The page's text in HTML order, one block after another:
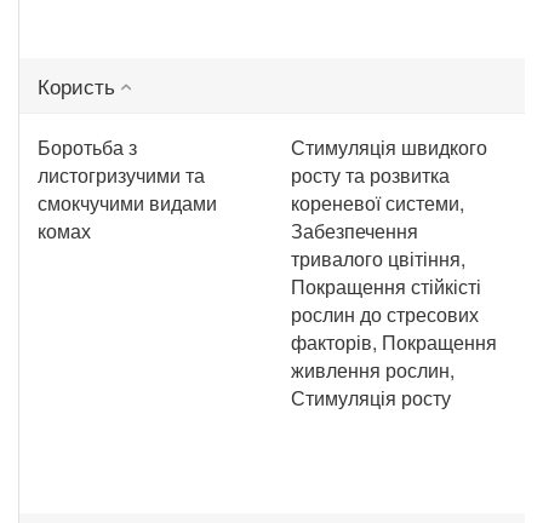
Користь
Боротьба з
листогризучими та
смокчучими видами
комах
Стимуляція швидкого
росту та розвитка
кореневої системи,
Забезпечення
тривалого цвітіння,
Покращення стійкісті
рослин до стресових
факторів, Покращення
живлення рослин,
Стимуляція росту